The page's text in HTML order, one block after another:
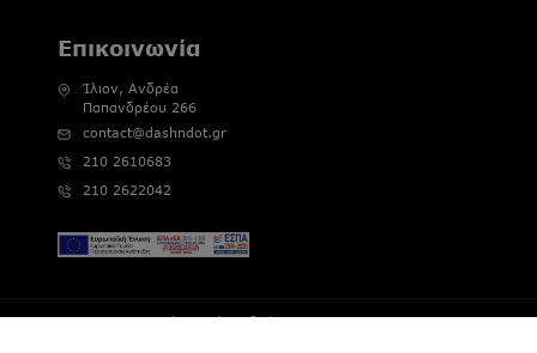
Επικοινωνία
Ίλιον, Ανδρέα
Παπανδρέου 266
contact@dashndot.gr
210 2610683
210 2622042
© 2026 Dash&Dot | Αριθμός Γ.Ε.ΜΗ : 121802802000